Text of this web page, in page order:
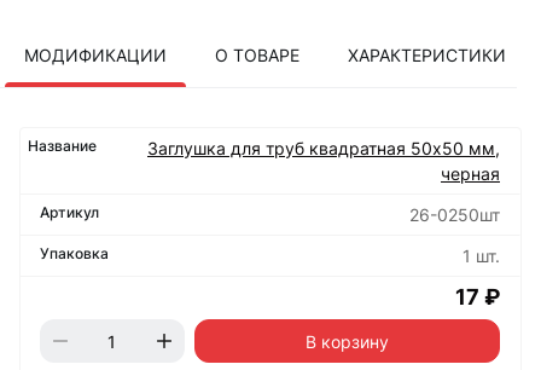
МОДИФИКАЦИИ О ТОВАРЕ ХАРАКТЕРИСТИКИ
Заглушка для труб квадратная 50х50 мм,
черная
26-0250шт
1 шт.
17 ₽
В корзину